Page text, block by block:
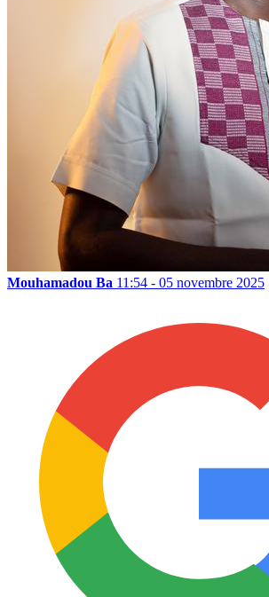
Mouhamadou Ba 11:54 - 05 novembre 2025